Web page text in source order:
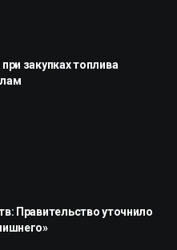
закупках топлива
Правительство уточнило